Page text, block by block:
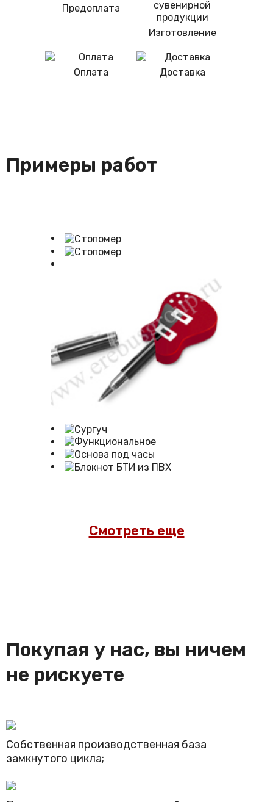
Предоплата
Изготовление
Оплата Доставка
Примеры работ
Смотреть еще
Покупая у нас, вы ничем
не рискуете
Собственная производственная база
замкнутого цикла;